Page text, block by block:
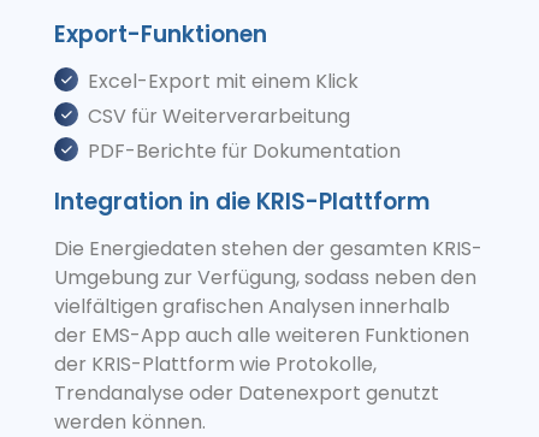
Export-Funktionen
Excel-Export mit einem Klick
CSV für Weiterverarbeitung
PDF-Berichte für Dokumentation
Integration in die KRIS-Plattform
Die Energiedaten stehen der gesamten KRIS-
Umgebung zur Verfügung, sodass neben den
vielfältigen grafischen Analysen innerhalb
der EMS-App auch alle weiteren Funktionen
der KRIS-Plattform wie Protokolle,
Trendanalyse oder Datenexport genutzt
werden können.